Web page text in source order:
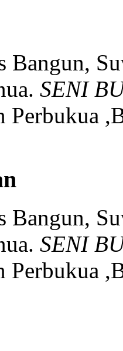
Bangun,
SENI
Perbukua
Bangun,
SENI
Perbukua